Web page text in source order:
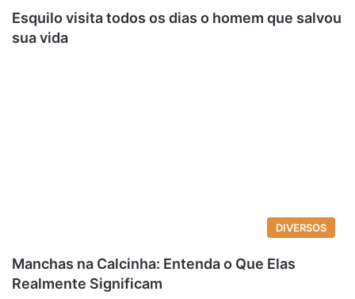
Esquilo visita todos os dias o homem que salvou
sua vida
DIVERSOS
Manchas na Calcinha: Entenda o Que Elas
Realmente Significam